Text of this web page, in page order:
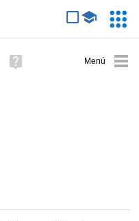
avanzada
Ayuda
(en